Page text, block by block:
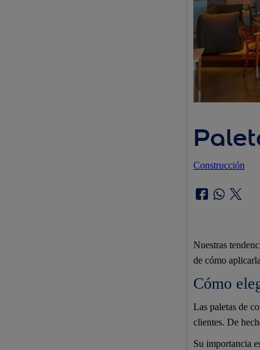
Construcción
Nuestras
de cómo
Cómo
Las paletas de
clientes. De
Su importancia